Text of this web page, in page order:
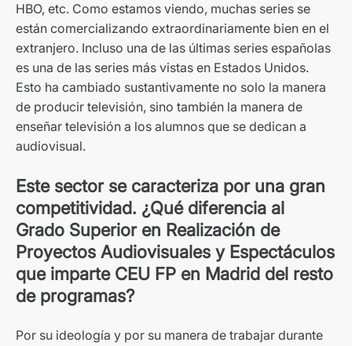
HBO, etc. Como estamos viendo, muchas series se
están comercializando extraordinariamente bien en el
extranjero. Incluso una de las últimas series españolas
es una de las series más vistas en Estados Unidos.
Esto ha cambiado sustantivamente no solo la manera
de producir televisión, sino también la manera de
enseñar televisión a los alumnos que se dedican a
audiovisual.
Este sector se caracteriza por una gran
competitividad. ¿Qué diferencia al
Grado Superior en Realización de
Proyectos Audiovisuales y Espectáculos
que imparte CEU FP en Madrid del resto
de programas?
Por su ideología y por su manera de trabajar durante